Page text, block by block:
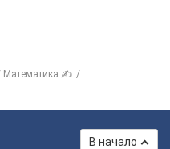
Математика ✍
В начало